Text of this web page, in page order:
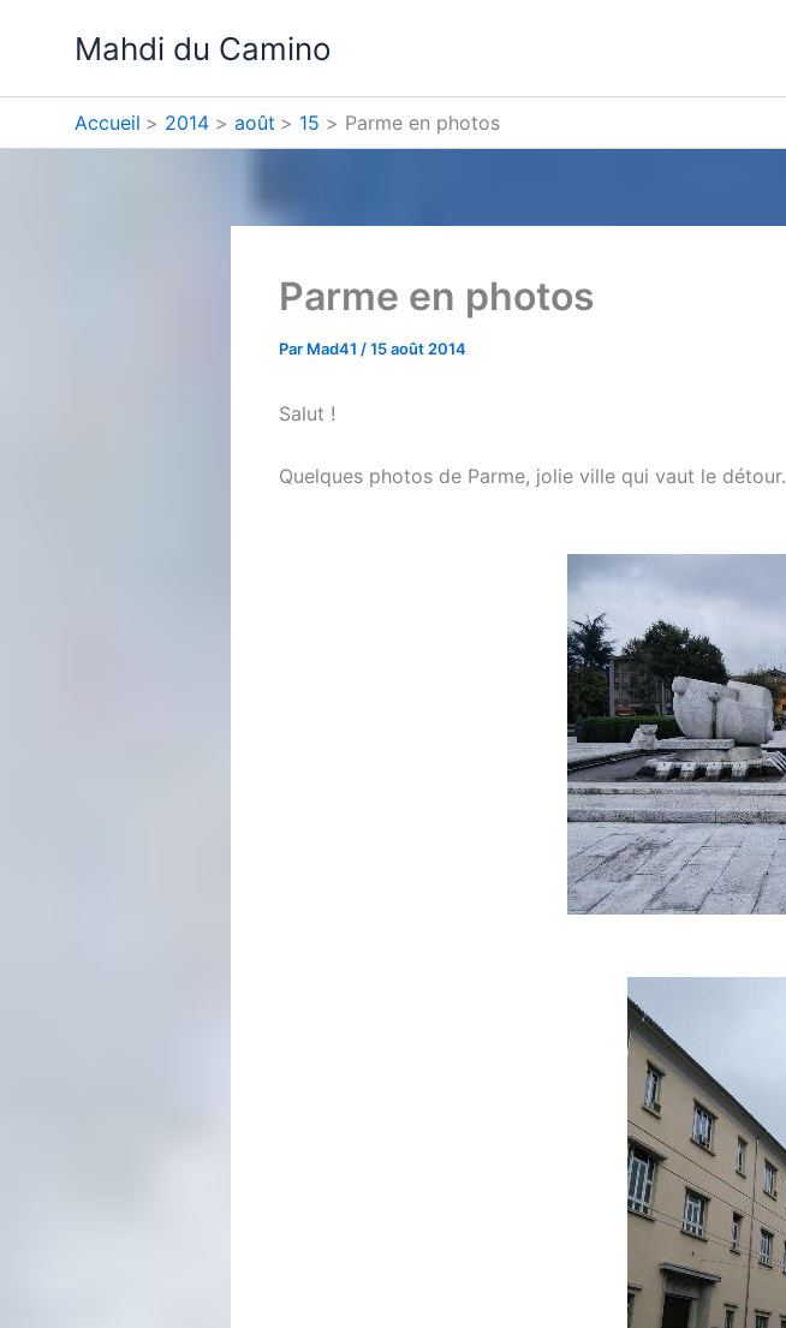
Mahdi du Camino
Accueil 2014 août 15 Parme en photos
Parme en photos
Par Mad41 /15 août 2014
Salut !
Quelques photos de Parme, jolie ville qui vaut le détour.